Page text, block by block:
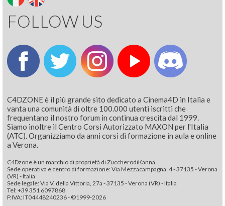
FOLLOW US
C4DZONE è il più grande sito dedicato a Cinema4D in Italia e
vanta una comunità di oltre 100.000 utenti iscritti che
frequentano il nostro forum in continua crescita dal 1999.
Siamo inoltre il Centro Corsi Autorizzato MAXON per l'Italia
(ATC). Organizziamo da anni corsi di formazione in aula e online
a Verona.
C4Dzone è un marchio di proprietà di ZuccherodiKanna
Sede operativa e centro di formazione: Via Mezzacampagna, 4 - 37135 - Verona
(VR) - Italia
Sede legale: Via V. della Vittoria, 27a - 37135 - Verona (VR) - Italia
Tel: +39 351 6097868‬
P.IVA: IT04448240236 - ©1999-2026